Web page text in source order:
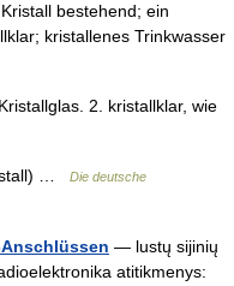
Kristall bestehend; ein
kristallenes Trinkwasser
2. kristallklar, wie
…
Die deutsche
— lustų sijinių
atitikmenys: